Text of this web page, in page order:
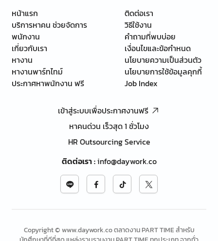
หน้าแรก
บริการหาคน ช่วยจัดการ
พนักงาน
เกี่ยวกับเรา
หางาน
หางานพาร์ทไทม์
ประกาศหาพนักงาน ฟรี
ติดต่อเรา
วิธีใช้งาน
คำถามที่พบบ่อย
เงื่อนไขและข้อกำหนด
นโยบายความเป็นส่วนตัว
นโยบายการใช้ข้อมูลคุกกี้
Job Index
เข้าสู่ระบบเพื่อประกาศงานฟรี
หาคนด่วน เร็วสุด 1 ชั่วโมง
HR Outsourcing Service
ติดต่อเรา:info@daywork.co
Copyright © www.daywork.co ตลาดงาน PART TIME สำหรับ